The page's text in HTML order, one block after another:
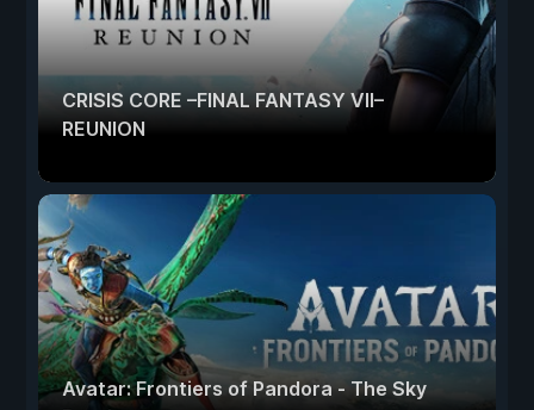
CRISIS CORE –FINAL FANTASY VII–
REUNION
Avatar: Frontiers of Pandora - The Sky